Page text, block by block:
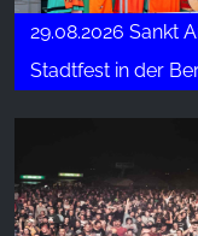
29.08.2026 Sankt
Stadtfest in der